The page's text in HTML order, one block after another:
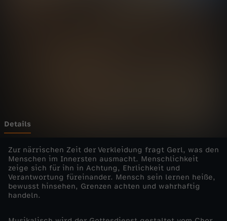
e
-
L
e
Details
Zur närrischen Zeit der Verkleidung fragt Gerl, was den
Menschen im Innersten ausmacht. Menschlichkeit
zeige sich für ihn in Achtung, Ehrlichkeit und
Verantwortung füreinander. Mensch sein lernen heiße,
bewusst hinsehen, Grenzen achten und wahrhaftig
handeln.